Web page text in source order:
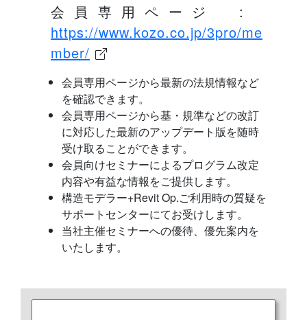
会員専用ページ :
https://www.kozo.co.jp/3pro/me
mber/
会員専用ページから最新の法規情報など
を確認できます。
会員専用ページから基・規準などの改訂
に対応した最新のアップデート版を随時
受け取ることができます。
会員向けセミナーによるプログラム改定
内容や有益な情報をご提供します。
構造モデラー+Revit Op.ご利用時の質疑を
サポートセンターにてお受けします。
当社主催セミナーへの優待、優先案内を
いたします。